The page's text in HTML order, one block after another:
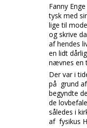
Fanny
tysk med
lige til
og skrive
af hendes
en lidt
nævnes en
Der var i
på grund
begyndte
de
således i
af fysikus